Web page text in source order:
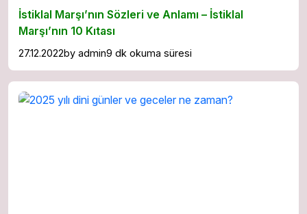
İstiklal Marşı’nın Sözleri ve Anlamı – İstiklal
Marşı’nın 10 Kıtası
27.12.2022by admin9 dk okuma süresi